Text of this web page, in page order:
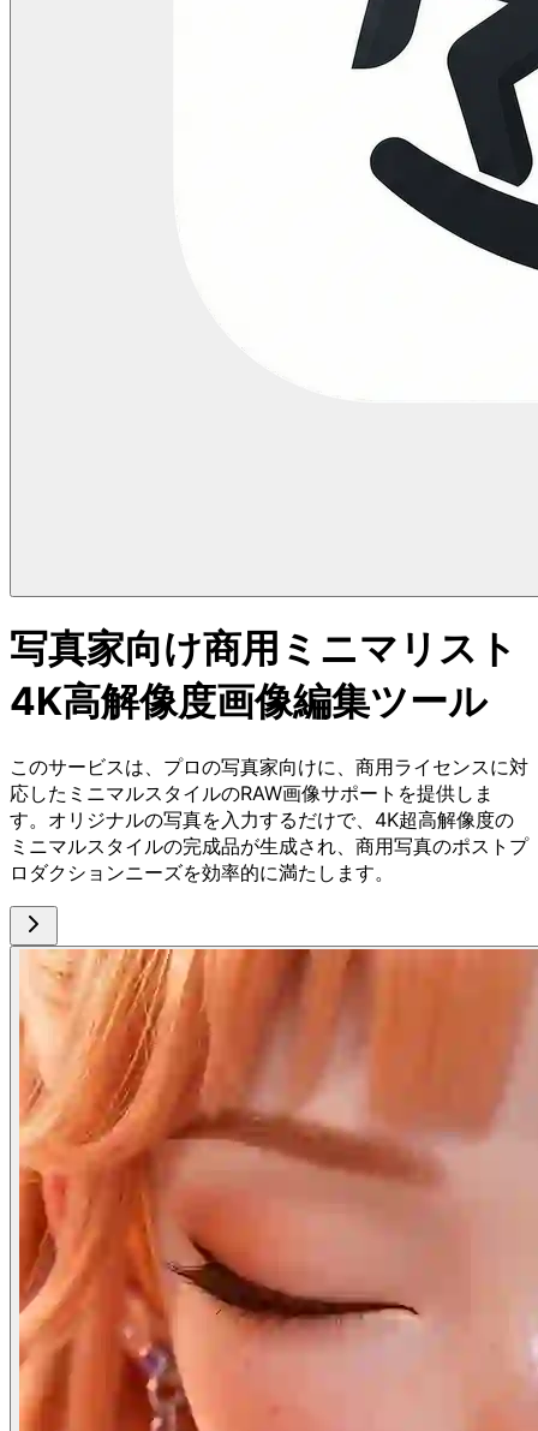
写真家向け商用ミニマリスト
4K高解像度画像編集ツール
このサービスは、プロの写真家向けに、商用ライセンスに対
応したミニマルスタイルのRAW画像サポートを提供しま
す。オリジナルの写真を入力するだけで、4K超高解像度の
ミニマルスタイルの完成品が生成され、商用写真のポストプ
ロダクションニーズを効率的に満たします。